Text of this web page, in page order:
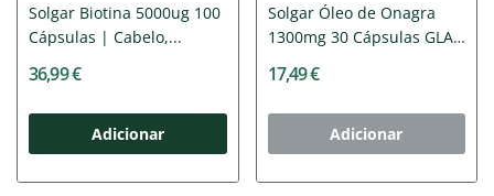
Solgar Biotina 5000ug 100
Cápsulas | Cabelo,...
36,99 €
Adicionar
Solgar Óleo de Onagra
1300mg 30 Cápsulas GLA
17,49 €
Adicionar